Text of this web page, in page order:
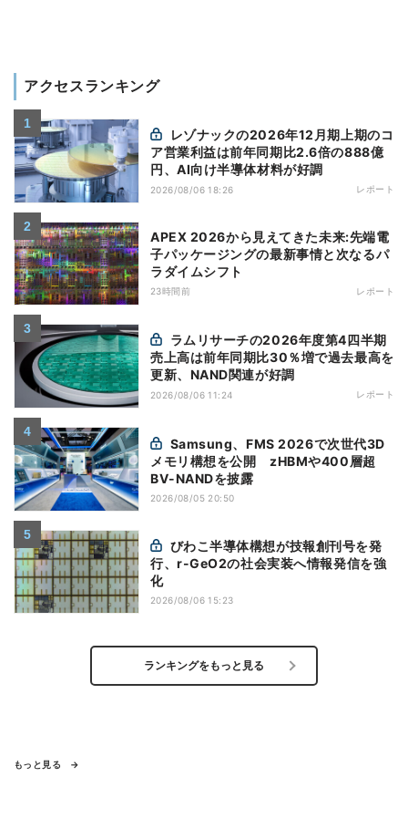
アクセスランキング
ア営業利益は前年同期比2.6倍の888億
円、AI向け半導体材料が好調
2026/08/06 18:26 レポート
APEX 2026から見えてきた未来:先端電
子パッケージングの最新事情と次なるパ
ラダイムシフト
23時間前 レポート
売上高は前年同期比30％増で過去最高を
更新、NAND関連が好調
2026/08/06 11:24 レポート
メモリ構想を公開 zHBMや400層超
BV-NANDを披露
2026/08/05 20:50
行、r-GeO2の社会実装へ情報発信を強
化
2026/08/06 15:23
ランキングをもっと見る
もっと見る